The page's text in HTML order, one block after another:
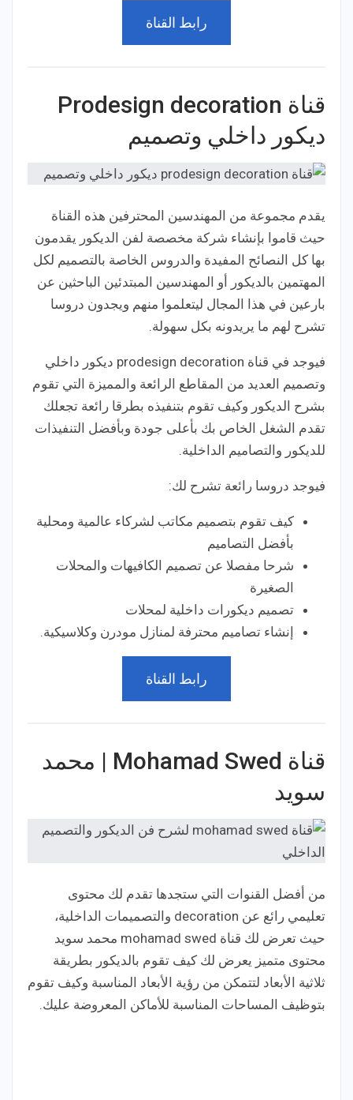
رابط القناة
قناة Prodesign decoration
ديكور داخلي وتصميم
يقدم مجموعة من المهندسين المحترفين هذه القناة
حيث قاموا بإنشاء شركة مخصصة لفن الديكور يقدمون
بها كل النصائح المفيدة والدروس الخاصة بالتصميم لكل
المهتمين بالديكور أو المهندسين المبتدئين الباحثين عن
بارعين في هذا المجال ليتعلموا منهم ويجدون دروسا
تشرح لهم ما يريدونه بكل سهولة.
فيوجد في قناة prodesign decoration ديكور داخلي
وتصميم العديد من المقاطع الرائعة والمميزة التي تقوم
بشرح الديكور وكيف تقوم بتنفيذه بطرقا رائعة تجعلك
تقدم الشغل الخاص بك بأعلى جودة وبأفضل التنفيذات
للديكور والتصاميم الداخلية.
فيوجد دروسا رائعة تشرح لك:
كيف تقوم بتصميم مكاتب لشركاء عالمية ومحلية
بأفضل التصاميم
شرحا مفصلا عن تصميم الكافيهات والمحلات
الصغيرة
تصميم ديكورات داخلية لمحلات
إنشاء تصاميم محترفة لمنازل مودرن وكلاسيكية.
رابط القناة
قناة Mohamad Swed | محمد
سويد
من أفضل القنوات التي ستجدها تقدم لك محتوى
تعليمي رائع عن decoration والتصميمات الداخلية،
حيث تعرض لك قناة mohamad swed محمد سويد
محتوى متميز يعرض لك كيف تقوم بالديكور بطريقة
ثلاثية الأبعاد لتتمكن من رؤية الأبعاد المناسبة وكيف تقوم
بتوظيف المساحات المناسبة للأماكن المعروضة عليك.